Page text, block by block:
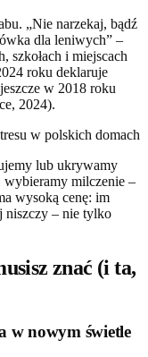
„Nie narzekaj, bądź
dla leniwych” –
szkołach i miejscach
roku deklaruje
w 2018 roku
2024).
lub ukrywamy
wybieramy milczenie –
wysoką cenę: im
niszczy – nie tylko
znać (i ta,
w nowym świetle